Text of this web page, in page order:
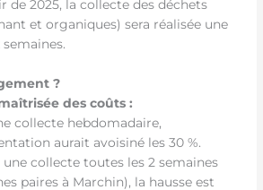
de 2025, la collecte des déchets
et organiques) sera réalisée une
?
des coûts :
collecte hebdomadaire,
aurait avoisiné les 30 %.
une collecte toutes les 2 semaines
paires à Marchin), la hausse est